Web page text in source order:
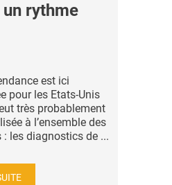
un rythme
est ici
pour les Etats-Unis
très probablement
à l’ensemble des
: les diagnostics de ...